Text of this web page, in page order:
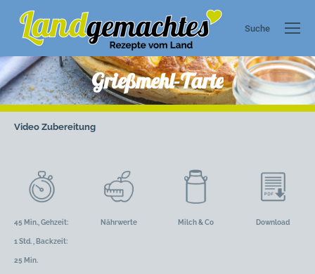
Search:
Suche
Grießmehl-Tarte
Video Zubereitung
45 Min., Gehzeit:
1 Std. , Backzeit:
25 Min.
Nährwerte Milch & Co Download